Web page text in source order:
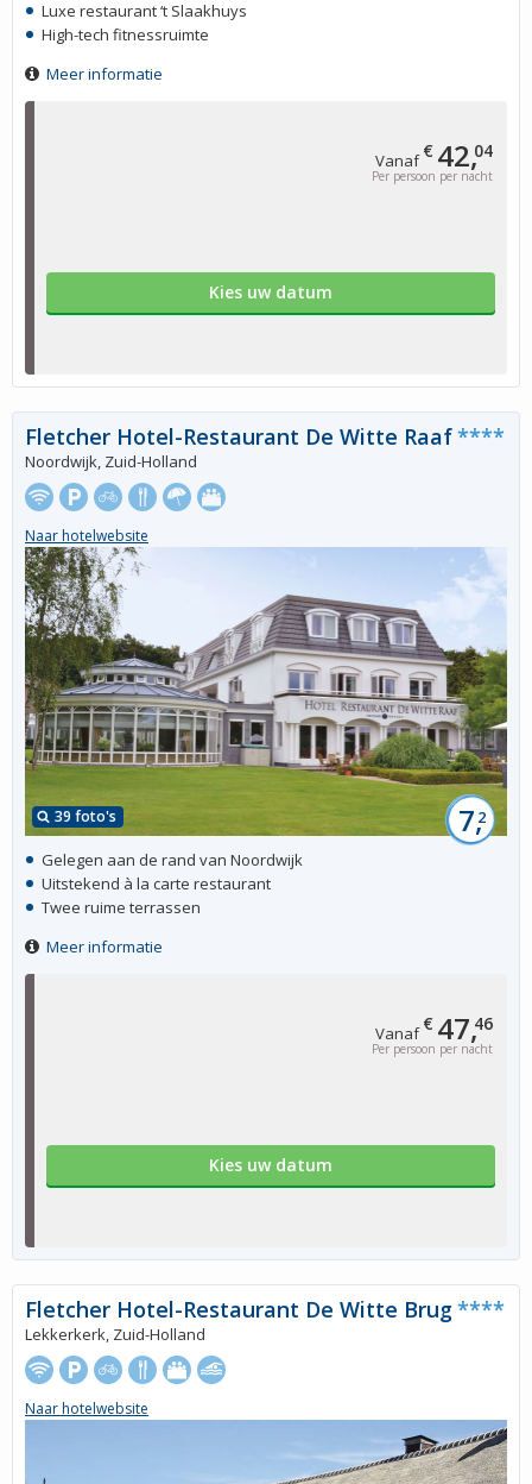
Vanaf€ 42,04
Per persoon per nacht
Kies uw datum
Luxe restaurant ‘t Slaakhuys
High-tech fitnessruimte
Meer informatie
Vanaf€ 47,46
Per persoon per nacht
Kies uw datum
39 foto's 7,2
Fletcher Hotel-Restaurant De Witte Raaf****
Noordwijk, Zuid-Holland
Naar hotelwebsite
Gelegen aan de rand van Noordwijk
Uitstekend à la carte restaurant
Twee ruime terrassen
Meer informatie
Fletcher Hotel-Restaurant De Witte Brug****
Lekkerkerk, Zuid-Holland
Naar hotelwebsite